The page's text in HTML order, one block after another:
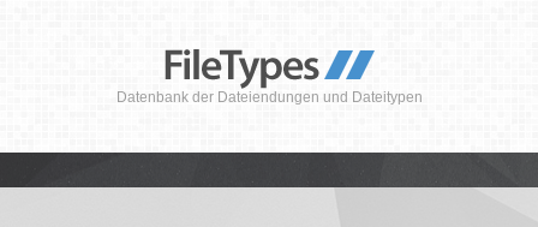
Datenbank der Dateiendungen und Dateitypen